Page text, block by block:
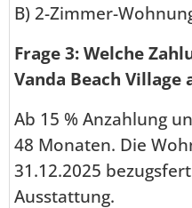
B) 2-Zimmer-
Frage 3: Welche
Vanda Beach Village
Ab 15 % Anzahlung
48 Monaten. Die
31.12.2025
Ausstattung.